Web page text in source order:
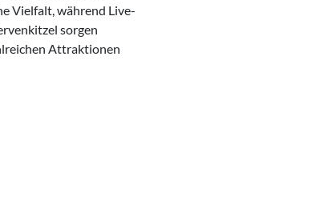
Vielfalt, während Live-
sorgen
Attraktionen